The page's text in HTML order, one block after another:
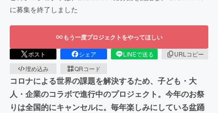
に募集を終了しました
もう一度プロジェクトをやってほしい
ポスト シェア LINEで送る
URLコピー
埋め込み
QRコード
コロナによる世界の課題を解決するため、子ども・大
人・企業のコラボで進行中のプロジェクト。今年のお祭
りは全国的にキャンセルに。毎年楽しみにしている盆踊